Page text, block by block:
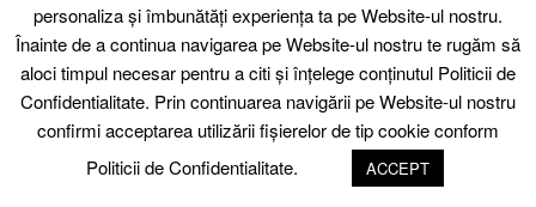
personaliza și îmbunătăți experiența ta pe Website-ul nostru.
Înainte de a continua navigarea pe Website-ul nostru te rugăm să
aloci timpul necesar pentru a citi și înțelege conținutul Politicii de
Confidentialitate. Prin continuarea navigării pe Website-ul nostru
confirmi acceptarea utilizării fişierelor de tip cookie conform
Politicii de Confidentialitate.
ACCEPT